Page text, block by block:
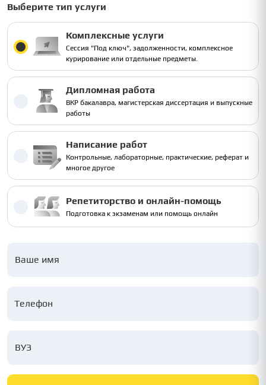
Выберите тип услуги
Комплексные услуги
Сессия "Под ключ", задолженности, комплексное
курирование или отдельные предметы.
Дипломная работа
ВКР бакалавра, магистерская диссертация и выпускные
работы
Написание работ
Контрольные, лабораторные, практические, реферат и
многое другое
Репетиторство и онлайн-помощь
Подготовка к экзаменам или помощь онлайн
Ваше имя
ВУЗ